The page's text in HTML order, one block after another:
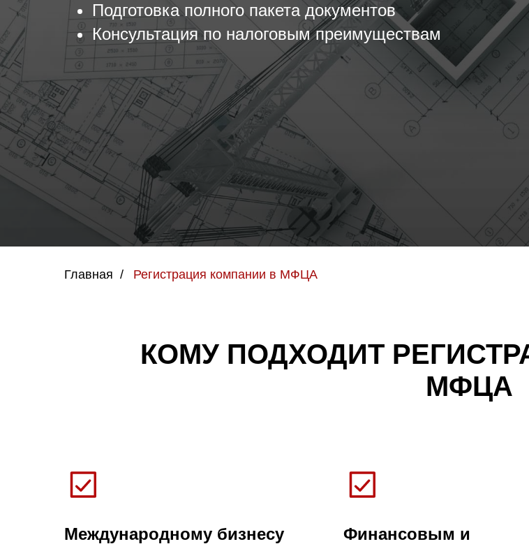
Подготовка полного пакета документов
Консультация по налоговым преимуществам
Главная / Регистрация компании в МФЦА
КОМУ ПОДХОДИТ
МФЦА
Международному бизнесу
Финансовым и